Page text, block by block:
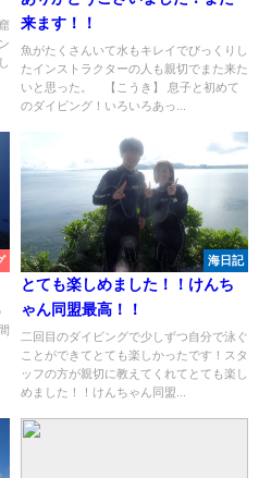
来ます！！
魚がたくさんいて水もキレイでびっくりし
たインストラクターの人も親切でまた来た
いと思った。 【こうき】 息子と初めて
のダイビング！いろいろあっ...
海日記
とても楽しめました！！けんち
ゃん同盟最高！！
二回目のダイビングで少しずつ自分で泳ぐ
ことができてとても楽しかったです！スタ
ッフの方が親切に教えてくれてとても楽し
めました！！けんちゃん同盟...